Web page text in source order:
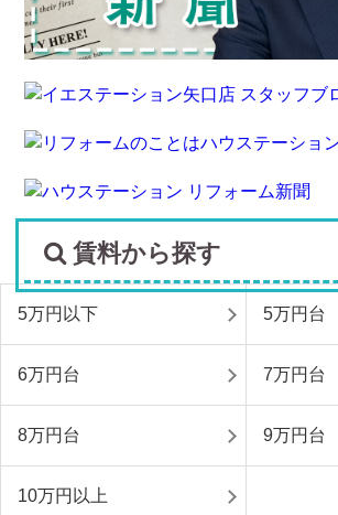
賃料から探す
5万円以下 5万円台
6万円台 7万円台
8万円台 9万円台
10万円以上